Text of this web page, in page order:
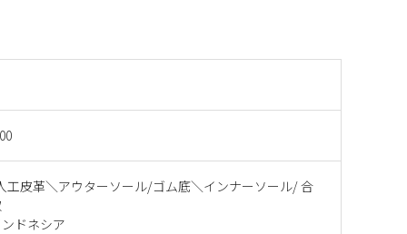
工皮革＼アウターソール/ゴム底＼インナーソール/ 合
ドネシア